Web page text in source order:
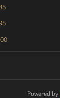
Powered by